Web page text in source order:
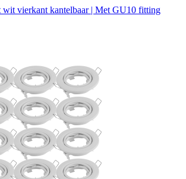
vierkant kantelbaar | Met GU10 fitting